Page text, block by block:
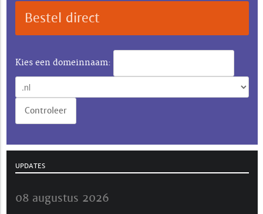
Bestel direct
Kies een domeinnaam:
UPDATES
08 augustus 2026